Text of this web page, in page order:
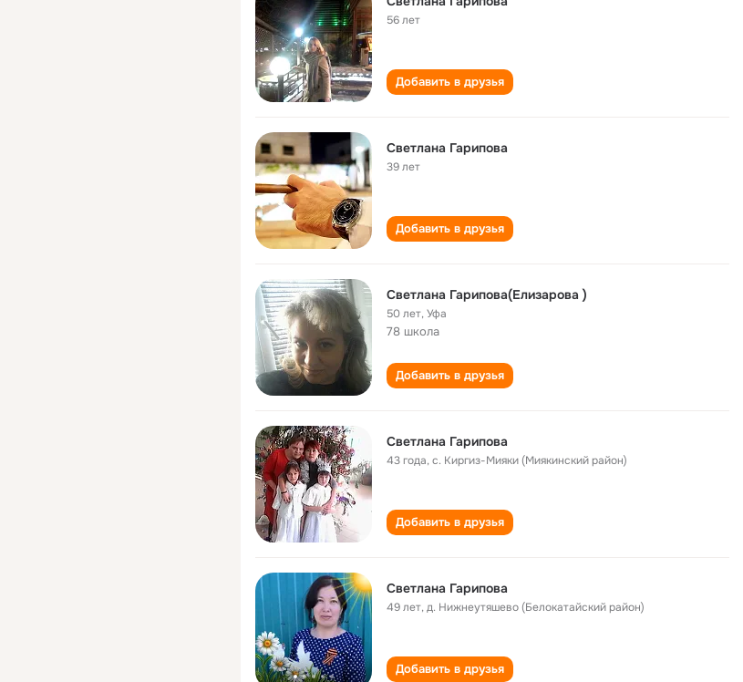
56 лет
Добавить в друзья
Светлана Гарипова
39 лет
Добавить в друзья
Светлана Гарипова(Елизарова )
50 лет,Уфа
78 школа
Добавить в друзья
Светлана Гарипова
43 года,с. Киргиз-Мияки (Миякинский район)
Добавить в друзья
Светлана Гарипова
49 лет,д. Нижнеутяшево (Белокатайский район)
Добавить в друзья